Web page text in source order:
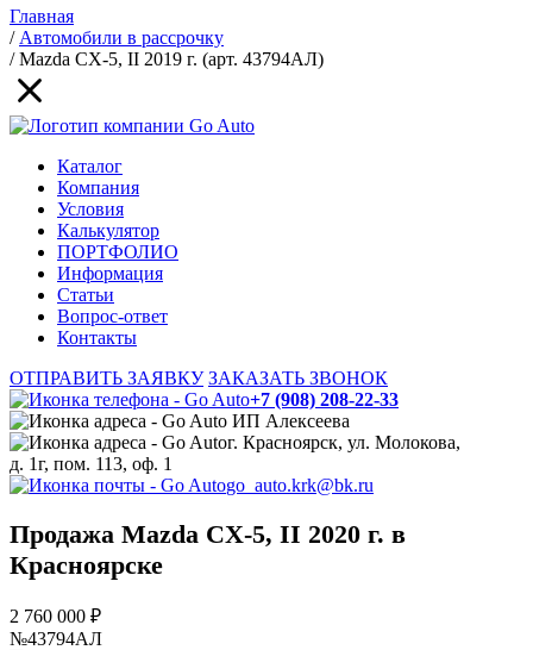
Главная
/Автомобили в рассрочку
/Mazda CX-5, II 2019 г. (арт. 43794АЛ)
Каталог
Компания
Условия
Калькулятор
ПОРТФОЛИО
Информация
Статьи
Вопрос-ответ
Контакты
ОТПРАВИТЬ ЗАЯВКУ ЗАКАЗАТЬ ЗВОНОК
+7 (908) 208-22-33
ИП Алексеева
г. Красноярск, ул. Молокова,
д. 1г, пом. 113, оф. 1
go_auto.krk@bk.ru
Продажа Mazda CX-5, II 2020 г. в
Красноярске
2 760 000 ₽
№43794АЛ